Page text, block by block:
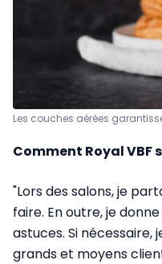
Les couches aérées
Comment Royal
"Lors des salons, je
faire. En outre, je
astuces. Si nécessaire,
grands et moyens